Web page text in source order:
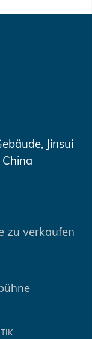
Jinsui
zu verkaufen